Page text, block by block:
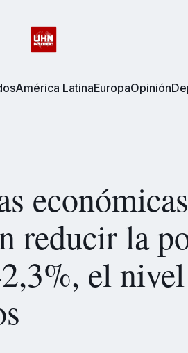
América LatinaEuropaOpinión
reducir la
el